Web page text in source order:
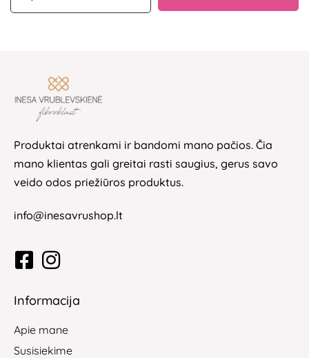
Produktai atrenkami ir bandomi mano pačios. Čia
mano klientas gali greitai rasti saugius, gerus savo
veido odos priežiūros produktus.
info@inesavrushop.lt
Informacija
Apie mane
Susisiekime